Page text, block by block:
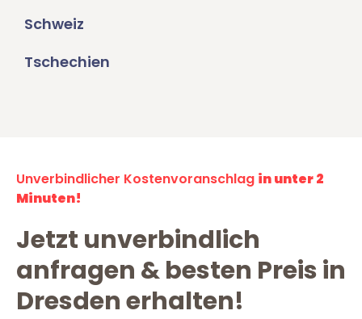
Schweiz
Tschechien
Unverbindlicher Kostenvoranschlag in unter 2
Minuten!
Jetzt unverbindlich
anfragen & besten Preis in
Dresden erhalten!